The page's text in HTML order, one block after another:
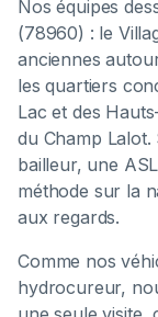
Nos équipes
(78960) : le
anciennes
les quartiers
Lac et des
du Champ
bailleur, une
méthode sur la
aux regards.
Comme nos
hydrocureur,